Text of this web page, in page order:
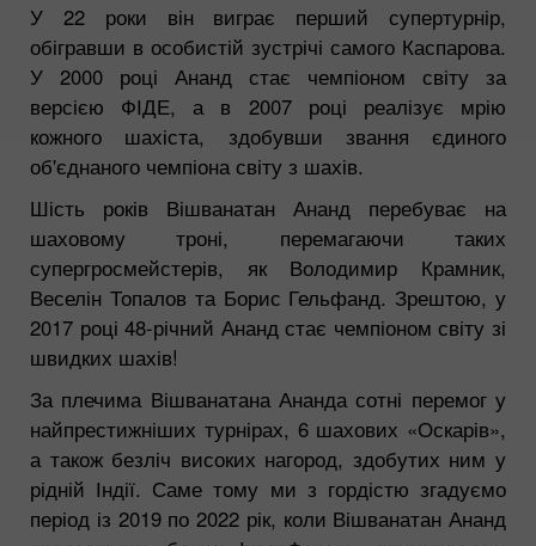
У 22 роки він виграє перший супертурнір,
обігравши в особистій зустрічі самого Каспарова.
У 2000 році Ананд стає чемпіоном світу за
версією ФІДЕ, а в 2007 році реалізує мрію
кожного шахіста, здобувши звання єдиного
об'єднаного чемпіона світу з шахів.
Шість років Вішванатан Ананд перебуває на
шаховому троні, перемагаючи таких
супергросмейстерів, як Володимир Крамник,
Веселін Топалов та Борис Гельфанд. Зрештою, у
2017 році 48-річний Ананд стає чемпіоном світу зі
швидких шахів!
За плечима Вішванатана Ананда сотні перемог у
найпрестижніших турнірах, 6 шахових «Оскарів»,
а також безліч високих нагород, здобутих ним у
рідній Індії. Саме тому ми з гордістю згадуємо
період із 2019 по 2022 рік, коли Вішванатан Ананд